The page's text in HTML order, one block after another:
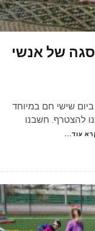
של אנשי
שישי חם במיוחד
להצטרף. חשבנו
עוד...